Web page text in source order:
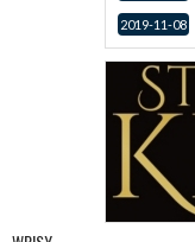
2019-11-08